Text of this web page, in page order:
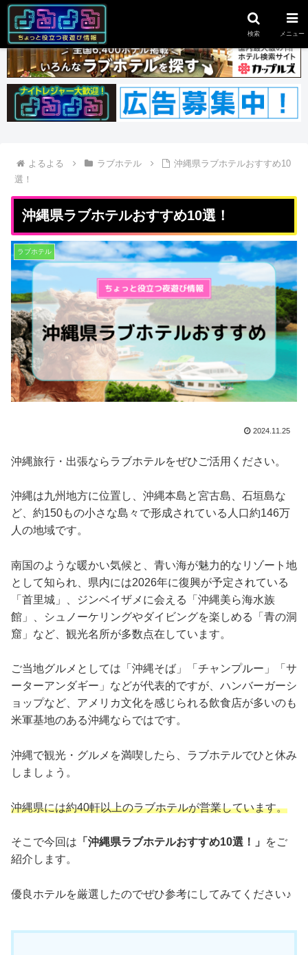
よるよる ラブホテル
沖縄県ラブホテルおすすめ10
選！
沖縄県ラブホテルおすすめ10選！
ラブホテル
2024.11.25
沖縄旅行・出張ならラブホテルをぜひご活用ください。
沖縄は九州地方に位置し、沖縄本島と宮古島、石垣島な
ど、約150もの小さな島々で形成されている人口約146万
人の地域です。
南国のような暖かい気候と、青い海が魅力的なリゾート地
として知られ、県内には2026年に復興が予定されている
「首里城」、ジンベイザメに会える「沖縄美ら海水族
館」、シュノーケリングやダイビングを楽しめる「青の洞
窟」など、観光名所が多数点在しています。
ご当地グルメとしては「沖縄そば」「チャンプルー」「サ
ーターアンダギー」などが代表的ですが、ハンバーガーシ
ョップなど、アメリカ文化を感じられる飲食店が多いのも
米軍基地のある沖縄ならではです。
沖縄で観光・グルメを満喫したら、ラブホテルでひと休み
しましょう。
沖縄県には約40軒以上のラブホテルが営業しています。
そこで今回は 「沖縄県ラブホテルおすすめ10選！」
をご
紹介します。
優良ホテルを厳選したのでぜひ参考にしてみてください♪
検索 メニュー